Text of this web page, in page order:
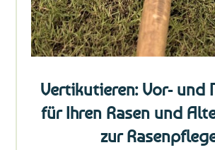
Vertikutieren: Vor- und
für Ihren Rasen und
zur